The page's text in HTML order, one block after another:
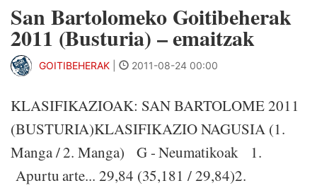
San Bartolomeko Goitibeherak
2011 (Busturia) – emaitzak
GOITIBEHERAK 2011-08-24 00:00
KLASIFIKAZIOAK: SAN BARTOLOME 2011
(BUSTURIA)KLASIFIKAZIO NAGUSIA (1.
Manga / 2. Manga) G - Neumatikoak 1.
Apurtu arte... 29,84 (35,181 / 29,84)2.